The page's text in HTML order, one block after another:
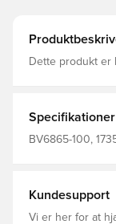
Dette produkt er
bogstaver eller to
Specifikationer
BV6865-100,
Kundesupport
Vi er her for at